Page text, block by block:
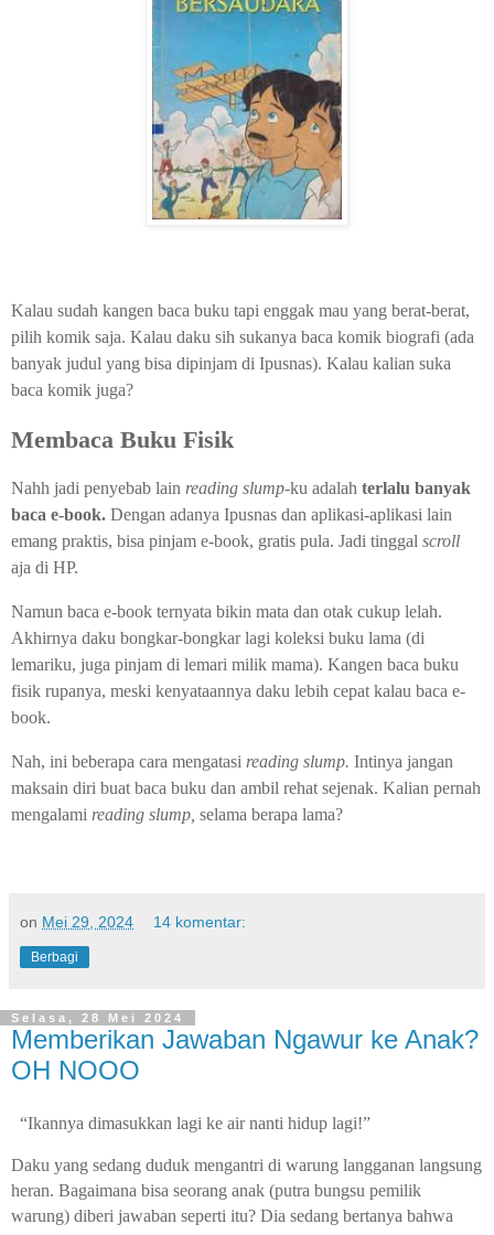
Kalau sudah kangen baca buku tapi enggak mau yang berat-berat,
pilih komik saja. Kalau daku sih sukanya baca komik biografi (ada
banyak judul yang bisa dipinjam di Ipusnas). Kalau kalian suka
baca komik juga?
Membaca Buku Fisik
Nahh jadi penyebab lain reading slump-ku adalah terlalu banyak
baca e-book. Dengan adanya Ipusnas dan aplikasi-aplikasi lain
emang praktis, bisa pinjam e-book, gratis pula. Jadi tinggal scroll
aja di HP.
Namun baca e-book ternyata bikin mata dan otak cukup lelah.
Akhirnya daku bongkar-bongkar lagi koleksi buku lama (di
lemariku, juga pinjam di lemari milik mama). Kangen baca buku
fisik rupanya, meski kenyataannya daku lebih cepat kalau baca e-
book.
Nah, ini beberapa cara mengatasi reading slump. Intinya jangan
maksain diri buat baca buku dan ambil rehat sejenak. Kalian pernah
mengalami reading slump, selama berapa lama?
on Mei 29, 2024 14 komentar:
Berbagi
Selasa, 28 Mei 2024
Memberikan Jawaban Ngawur ke Anak?
OH NOOO
“Ikannya dimasukkan lagi ke air nanti hidup lagi!”
Daku yang sedang duduk mengantri di warung langganan langsung
heran. Bagaimana bisa seorang anak (putra bungsu pemilik
warung) diberi jawaban seperti itu? Dia sedang bertanya bahwa